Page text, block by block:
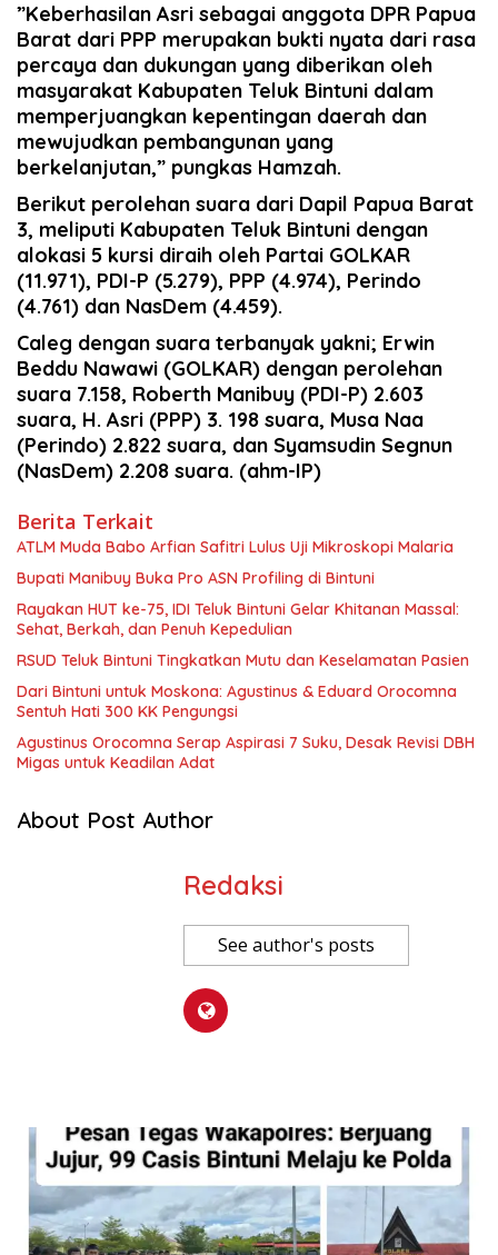
”Keberhasilan Asri sebagai anggota DPR Papua
Barat dari PPP merupakan bukti nyata dari rasa
percaya dan dukungan yang diberikan oleh
masyarakat Kabupaten Teluk Bintuni dalam
memperjuangkan kepentingan daerah dan
mewujudkan pembangunan yang
berkelanjutan,” pungkas Hamzah.
Berikut perolehan suara dari Dapil Papua Barat
3, meliputi Kabupaten Teluk Bintuni dengan
alokasi 5 kursi diraih oleh Partai GOLKAR
(11.971), PDI-P (5.279), PPP (4.974), Perindo
(4.761) dan NasDem (4.459).
Caleg dengan suara terbanyak yakni; Erwin
Beddu Nawawi (GOLKAR) dengan perolehan
suara 7.158, Roberth Manibuy (PDI-P) 2.603
suara, H. Asri (PPP) 3. 198 suara, Musa Naa
(Perindo) 2.822 suara, dan Syamsudin Segnun
(NasDem) 2.208 suara. (ahm-IP)
Berita Terkait
ATLM Muda Babo Arfian Safitri Lulus Uji Mikroskopi Malaria
Bupati Manibuy Buka Pro ASN Profiling di Bintuni
Rayakan HUT ke-75, IDI Teluk Bintuni Gelar Khitanan Massal:
Sehat, Berkah, dan Penuh Kepedulian
RSUD Teluk Bintuni Tingkatkan Mutu dan Keselamatan Pasien
Dari Bintuni untuk Moskona: Agustinus & Eduard Orocomna
Sentuh Hati 300 KK Pengungsi
Agustinus Orocomna Serap Aspirasi 7 Suku, Desak Revisi DBH
Migas untuk Keadilan Adat
About Post Author
Redaksi
See author's posts